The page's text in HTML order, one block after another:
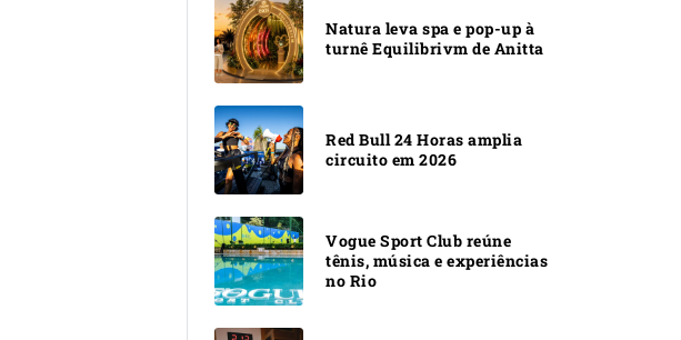
Natura leva spa e pop-up à
turnê Equilibrivm de Anitta
Red Bull 24 Horas amplia
circuito em 2026
Vogue Sport Club reúne
tênis, música e experiências
no Rio